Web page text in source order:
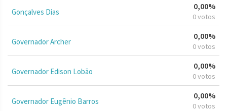
Gonçalves Dias
0,00%
0 votos
Governador Archer
0,00%
0 votos
Governador Edison Lobão
0,00%
0 votos
Governador Eugênio Barros
0,00%
0 votos